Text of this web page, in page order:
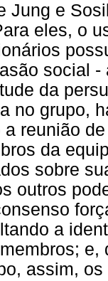
Jung e
eles, o
social
da
no grupo,
reunião
da
sobre
outros
a
assim,